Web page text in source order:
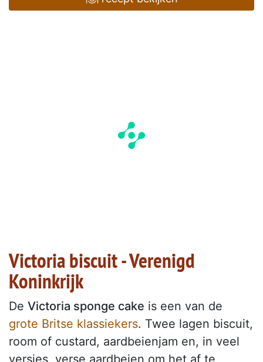
Victoria biscuit - Verenigd
Koninkrijk
De Victoria sponge cake is een van de
grote Britse klassiekers. Twee lagen biscuit,
room of custard, aardbeienjam en, in veel
versies, verse aardbeien om het af te